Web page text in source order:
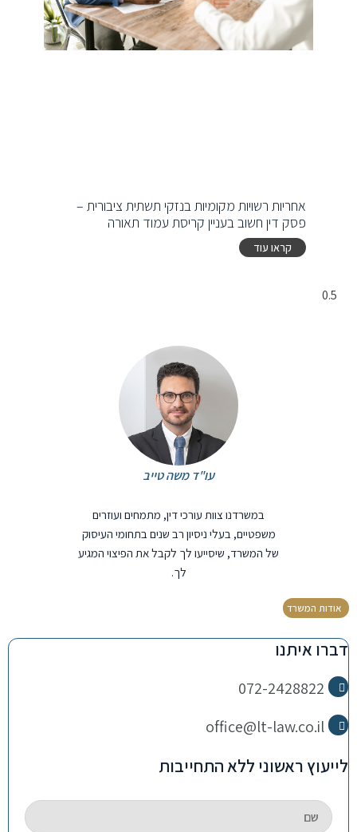
אחריות רשויות מקומיות בנזקי תשתית ציבורית –
פסק דין חשוב בעניין קריסת עמוד תאורה
קראו עוד
עו"ד משה טייב
במשרדנו צוות עורכי דין, מתמחים ועוזרים
משפטיים, בעלי ניסיון רב שנים בתחומי העיסוק
של המשרד, שיסייעו לך לקבל את הפיצוי המגיע
לך.
אודות המשרד
דברו איתנו
072-2428822
office@lt-law.co.il
לייעוץ ראשוני ללא התחייבות